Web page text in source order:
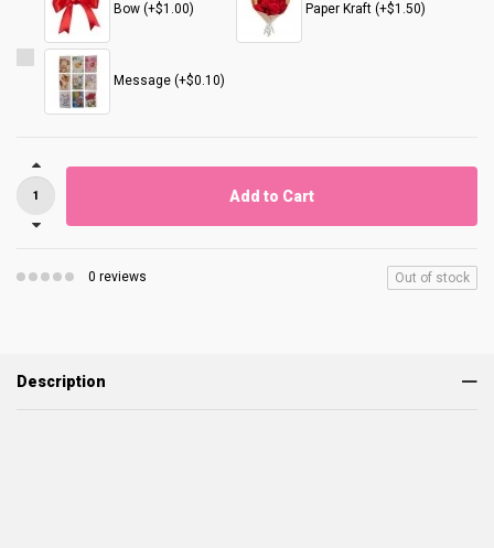
Bow (+$1.00) Paper Kraft (+$1.50)
Message (+$0.10)
Add to Cart
0 reviews Out of stock
Description